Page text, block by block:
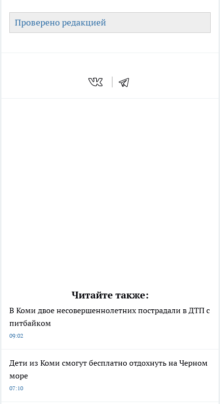
Проверено редакцией
Читайте также:
В Коми двое несовершеннолетних пострадали в ДТП с
питбайком
09:02
Дети из Коми смогут бесплатно отдохнуть на Черном
море
07:10